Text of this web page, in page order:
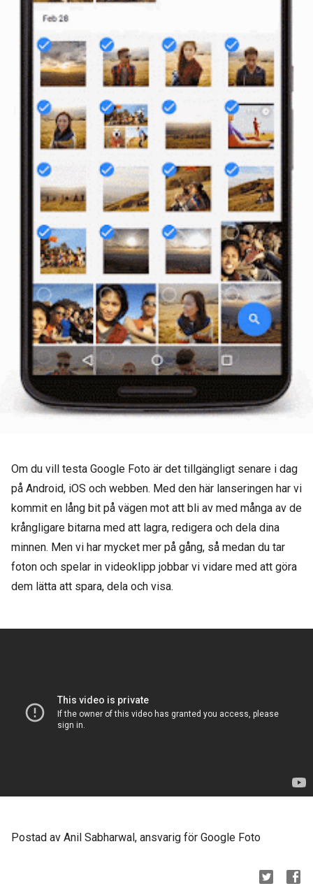
Om du vill testa Google Foto är det tillgängligt senare i dag
på Android, iOS och webben. Med den här lanseringen har vi
kommit en lång bit på vägen mot att bli av med många av de
krångligare bitarna med att lagra, redigera och dela dina
minnen. Men vi har mycket mer på gång, så medan du tar
foton och spelar in videoklipp jobbar vi vidare med att göra
dem lätta att spara, dela och visa.
Postad av Anil Sabharwal, ansvarig för Google Foto